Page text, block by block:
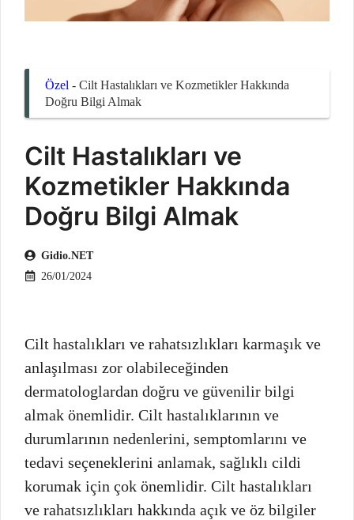
Özel - Cilt Hastalıkları ve Kozmetikler Hakkında
Doğru Bilgi Almak
Cilt Hastalıkları ve
Kozmetikler Hakkında
Doğru Bilgi Almak
Gidio.NET
26/01/2024
Cilt hastalıkları ve rahatsızlıkları karmaşık ve
anlaşılması zor olabileceğinden
dermatologlardan doğru ve güvenilir bilgi
almak önemlidir. Cilt hastalıklarının ve
durumlarının nedenlerini, semptomlarını ve
tedavi seçeneklerini anlamak, sağlıklı cildi
korumak için çok önemlidir. Cilt hastalıkları
ve rahatsızlıkları hakkında açık ve öz bilgiler